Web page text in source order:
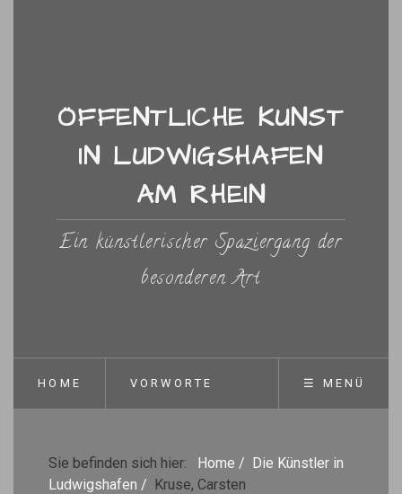
ÖFFENTLICHE KUNST
IN LUDWIGSHAFEN
AM RHEIN
Ein künstlerischer Spaziergang der
besonderen Art
HOME VORWORTE ☰ MENÜ
Sie befinden sich hier: Home / Die Künstler in
Ludwigshafen / Kruse, Carsten